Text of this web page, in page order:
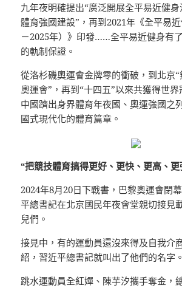
九年夜明確提出“廣泛開展全平易近健
體育強國建設”，再到2021年《全平易
－2025年）》印發……全平易近健身有
的軌制保證。
從洛杉磯奧運會金牌零的衝破，到北京
奧運會”，再到“十四五”以來共獲得世
中國躋出身界體育年夜國、奧運強國之
國式現代化的體育篇章。
“把競技體育搞得更好、更快、更高、更
2024年8月20日下戰書，巴黎奧運會閉
平總書記在北京國民年夜會堂親切接見
兒們。
接見中，有的運動員還沒來得及自我介
紹，習近平總書記就叫出了他們的名字。
跳水運動員全紅嬋、陳芋汐攜手奪金，